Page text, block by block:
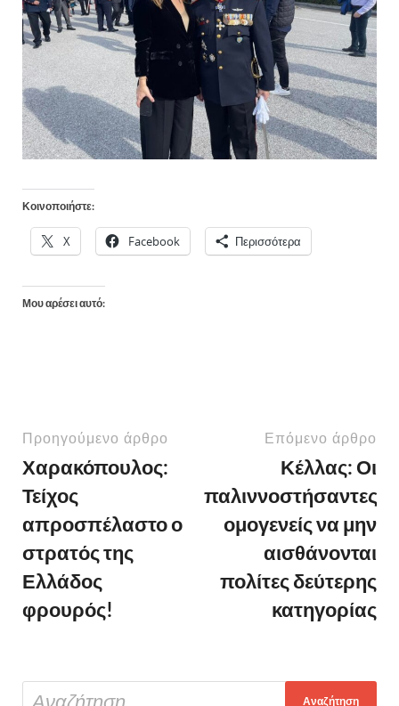
Κοινοποιήστε:
X Facebook Περισσότερα
Μου αρέσει αυτό:
Προηγούμενο άρθρο
Χαρακόπουλος:
Τείχος
απροσπέλαστο ο
στρατός της
Ελλάδος
φρουρός!
Επόμενο άρθρο
Κέλλας: Οι
παλιννοστήσαντες
ομογενείς να μην
αισθάνονται
πολίτες δεύτερης
κατηγορίας